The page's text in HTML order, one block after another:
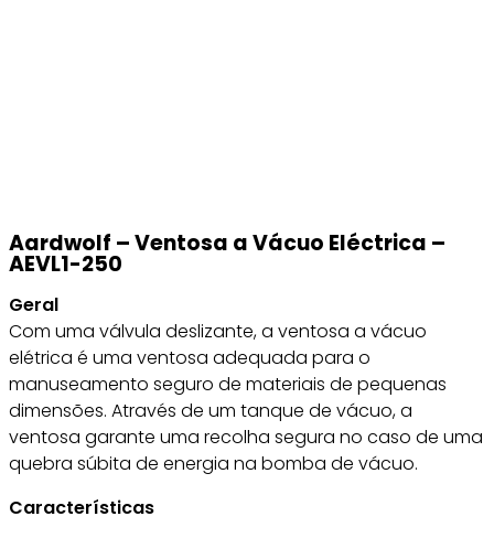
Aardwolf – Ventosa a Vácuo Eléctrica –
AEVL1-250
Geral
Com uma válvula deslizante, a ventosa a vácuo
elétrica é uma ventosa adequada para o
manuseamento seguro de materiais de pequenas
dimensões. Através de um tanque de vácuo, a
ventosa garante uma recolha segura no caso de uma
quebra súbita de energia na bomba de vácuo.
Características